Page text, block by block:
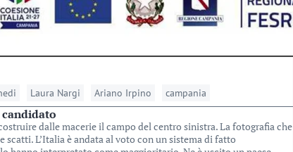
Laura Nargi Ariano Irpino campania
dalle macerie il campo del centro sinistra. La fotografia che
scatti. L’Italia è andata al voto con un sistema di fatto